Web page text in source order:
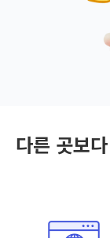
다른 곳보